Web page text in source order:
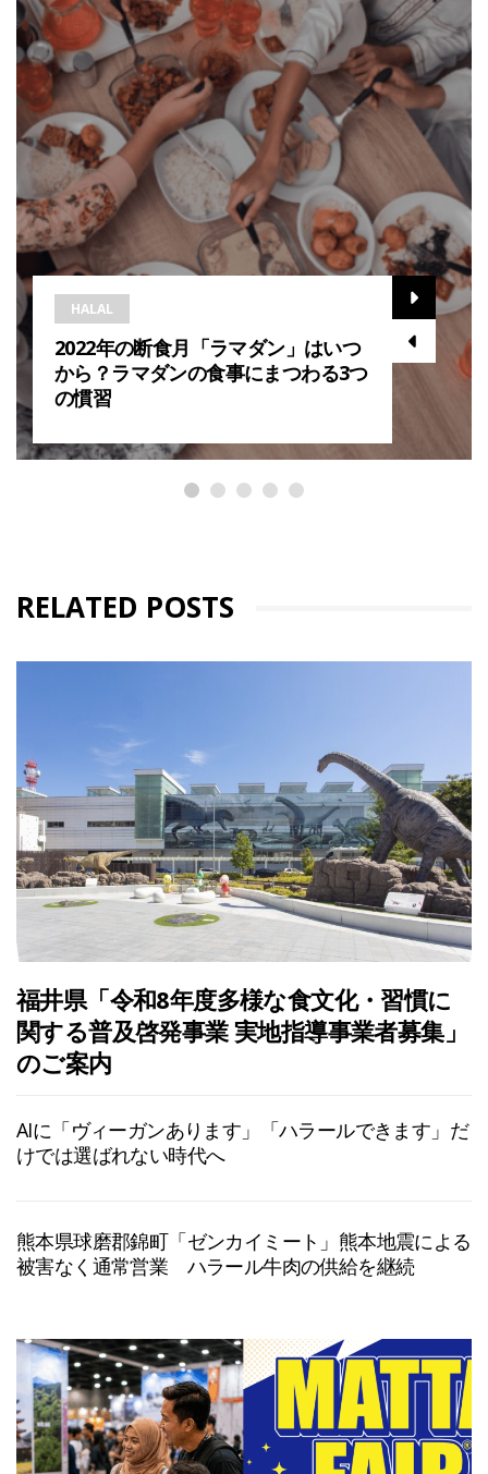
HALAL
2022年の断食月「ラマダン」はいつ
から？ラマダンの食事にまつわる3つ
の慣習
RELATED POSTS
福井県「令和8年度多様な食文化・習慣に
関する普及啓発事業 実地指導事業者募集」
のご案内
AIに「ヴィーガンあります」「ハラールできます」だ
けでは選ばれない時代へ
熊本県球磨郡錦町「ゼンカイミート」熊本地震による
被害なく通常営業 ハラール牛肉の供給を継続